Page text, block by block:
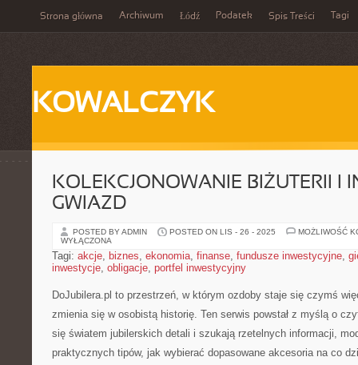
Strona główna Archiwum Łódź Podatek Spis Treści Tagi
KOWALCZYK
KOLEKCJONOWANIE BIŻUTERII I
GWIAZD
POSTED BY ADMIN POSTED ON LIS - 26 - 2025
MOŻLIWOŚĆ
WYŁĄCZONA
Tagi: akcje, biznes, ekonomia, finanse, fundusze inwestycyjne,
inwestycje, obligacje, portfel inwestycyjny
DoJubilera.pl to przestrzeń, w którym ozdoby staje się czymś
zmienia się w osobistą historię. Ten serwis powstał z myślą o
się światem jubilerskich detali i szukają rzetelnych informacji,
praktycznych tipów, jak wybierać dopasowane akcesoria na co